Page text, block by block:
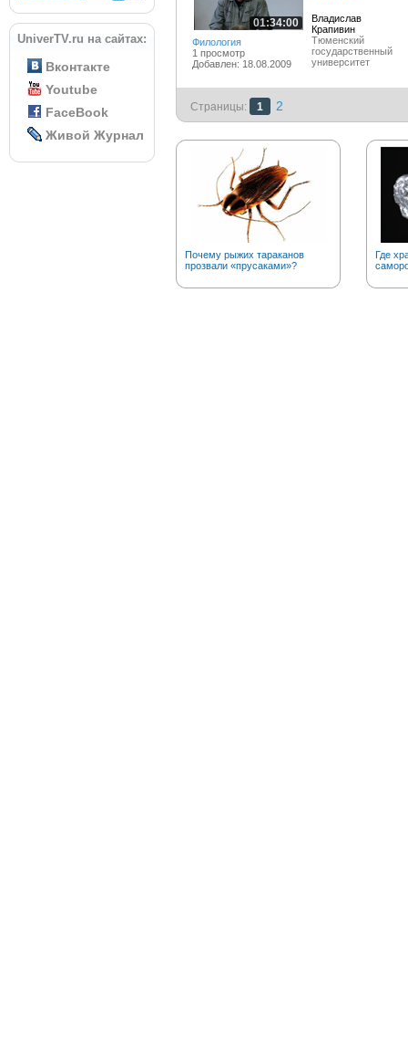
UniverTV.ru на сайтах:
Вконтакте
Youtube
FaceBook
Живой Журнал
01:34:00
Филология
1 просмотр
Добавлен: 18.08.2009
Владислав
Крапивин
Тюменский
государственный
университет
Страницы: 1 2
Почему рыжих тараканов
прозвали «прусаками»?
Где